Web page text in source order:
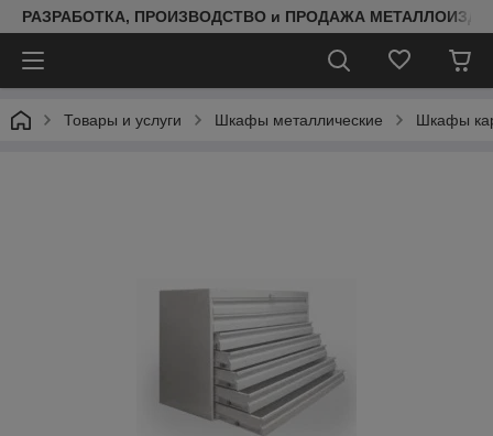
РАЗРАБОТКА, ПРОИЗВОДСТВО и ПРОДАЖА
Товары и услуги Шкафы металлические Шкафы